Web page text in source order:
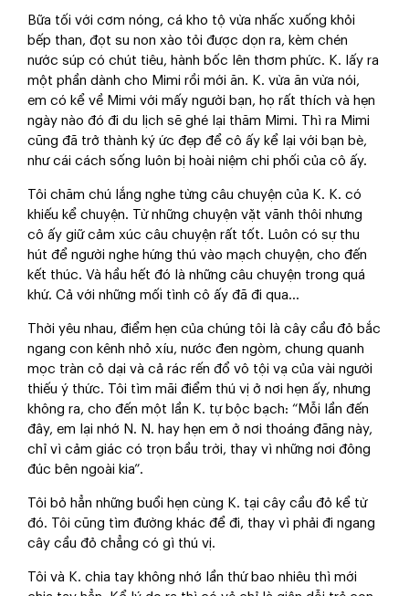
Bữa tối với cơm nóng, cá kho tộ vừa nhấc xuống khỏi
bếp than, đọt su non xào tỏi được dọn ra, kèm chén
nước súp có chút tiêu, hành bốc lên thơm phức. K. lấy ra
một phần dành cho Mimi rồi mới ăn. K. vừa ăn vừa nói,
em có kể về Mimi với mấy người bạn, họ rất thích và hẹn
ngày nào đó đi du lịch sẽ ghé lại thăm Mimi. Thì ra Mimi
cũng đã trở thành ký ức đẹp để cô ấy kể lại với bạn bè,
như cái cách sống luôn bị hoài niệm chi phối của cô ấy.
Tôi chăm chú lắng nghe từng câu chuyện của K. K. có
khiếu kể chuyện. Từ những chuyện vặt vãnh thôi nhưng
cô ấy giữ cảm xúc câu chuyện rất tốt. Luôn có sự thu
hút để người nghe hứng thú vào mạch chuyện, cho đến
kết thúc. Và hầu hết đó là những câu chuyện trong quá
khứ. Cả với những mối tình cô ấy đã đi qua…
Thời yêu nhau, điểm hẹn của chúng tôi là cây cầu đỏ bắc
ngang con kênh nhỏ xíu, nước đen ngòm, chung quanh
mọc tràn cỏ dại và cả rác rến đổ vô tội vạ của vài người
thiếu ý thức. Tôi tìm mãi điểm thú vị ở nơi hẹn ấy, nhưng
không ra, cho đến một lần K. tự bộc bạch: “Mỗi lần đến
đây, em lại nhớ N. N. hay hẹn em ở nơi thoáng đãng này,
chỉ vì cảm giác có trọn bầu trời, thay vì những nơi đông
đúc bên ngoài kia”.
Tôi bỏ hẳn những buổi hẹn cùng K. tại cây cầu đỏ kể từ
đó. Tôi cũng tìm đường khác để đi, thay vì phải đi ngang
cây cầu đỏ chẳng có gì thú vị.
Tôi và K. chia tay không nhớ lần thứ bao nhiêu thì mới